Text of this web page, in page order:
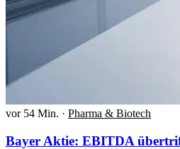
vor 54 Min. · Pharma & Biotech
Bayer Aktie: EBITDA